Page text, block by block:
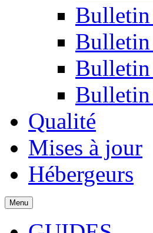
Bulletin
Qualité
Mises à jour
Hébergeurs
Menu